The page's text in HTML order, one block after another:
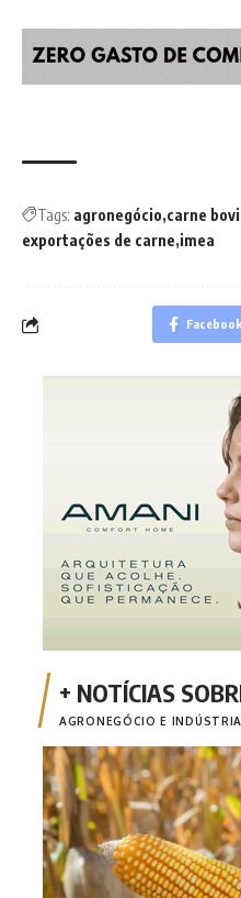
Tags: agronegócio carne
exportações de carne imea
Facebook
AGRONEGÓCIO E